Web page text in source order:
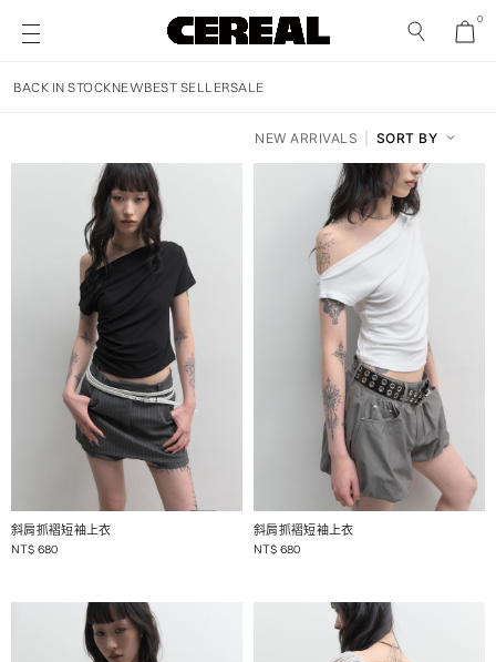
0
BACK IN STOCKNEWBEST SELLERSALE
NEW ARRIVALS SORT BY
NEW ARRIVALS
RECOMMENDED
PRICE: LOW TO HIGH
PRICE: HIGH TO LOW
DISCOUNT: HIGH TO LOW
斜肩抓褶短袖上衣
NT$ 680
斜肩抓褶短袖上衣
NT$ 680